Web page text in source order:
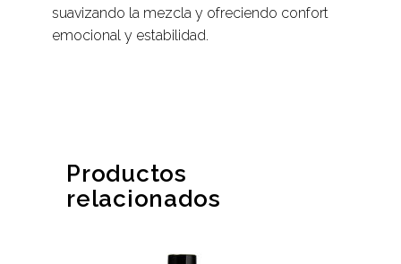
suavizando la mezcla y ofreciendo confort
emocional y estabilidad.
Productos
relacionados